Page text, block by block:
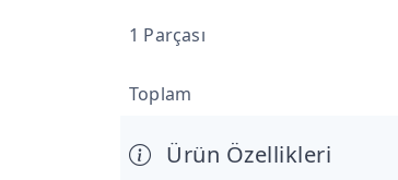
1 Parçası
Toplam
Ürün Özellikleri